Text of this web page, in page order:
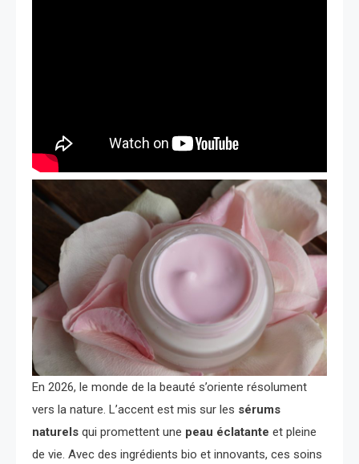
En 2026, le monde de la beauté s’oriente résolument
vers la nature. L’accent est mis sur les sérums
naturels qui promettent une peau éclatante et pleine
de vie. Avec des ingrédients bio et innovants, ces soins